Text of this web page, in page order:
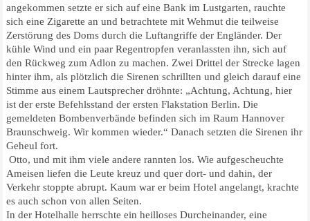
angekommen setzte er sich auf eine Bank im Lustgarten, rauchte
sich eine Zigarette an und betrachtete mit Wehmut die teilweise
Zerstörung des Doms durch die Luftangriffe der Engländer. Der
kühle Wind und ein paar Regentropfen veranlassten ihn, sich auf
den Rückweg zum Adlon zu machen. Zwei Drittel der Strecke lagen
hinter ihm, als plötzlich die Sirenen schrillten und gleich darauf eine
Stimme aus einem Lautsprecher dröhnte: „Achtung, Achtung, hier
ist der erste Befehlsstand der ersten Flakstation Berlin. Die
gemeldeten Bombenverbände befinden sich im Raum Hannover
Braunschweig. Wir kommen wieder.“ Danach setzten die Sirenen ihr
Geheul fort.
Otto, und mit ihm viele andere rannten los. Wie aufgescheuchte
Ameisen liefen die Leute kreuz und quer dort- und dahin, der
Verkehr stoppte abrupt. Kaum war er beim Hotel angelangt, krachte
es auch schon von allen Seiten.
In der Hotelhalle herrschte ein heilloses Durcheinander, eine